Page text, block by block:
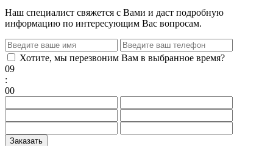
Наш специалист свяжется с Вами и даст подробную
информацию по интересующим Вас вопросам.
Хотите, мы перезвоним Вам в выбранное время?
09
:
00